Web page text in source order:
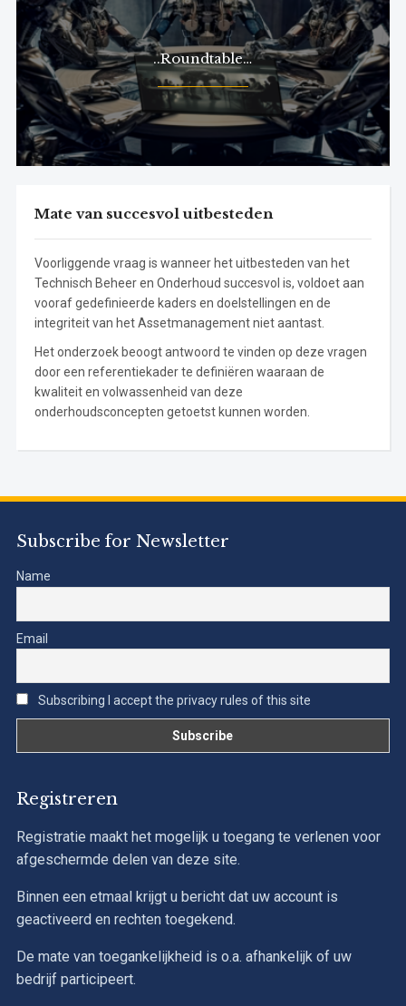
..Roundtable…
Mate van succesvol uitbesteden
Voorliggende vraag is wanneer het uitbesteden van het
Technisch Beheer en Onderhoud succesvol is, voldoet aan
vooraf gedefinieerde kaders en doelstellingen en de
integriteit van het Assetmanagement niet aantast.
Het onderzoek beoogt antwoord te vinden op deze vragen
door een referentiekader te definiëren waaraan de
kwaliteit en volwassenheid van deze
onderhoudsconcepten getoetst kunnen worden.
Subscribe for Newsletter
Name
Email
Subscribing I accept the privacy rules of this site
Registreren
Registratie maakt het mogelijk u toegang te verlenen voor
afgeschermde delen van deze site.
Binnen een etmaal krijgt u bericht dat uw account is
geactiveerd en rechten toegekend.
De mate van toegankelijkheid is o.a. afhankelijk of uw
bedrijf participeert.